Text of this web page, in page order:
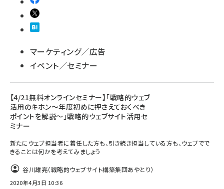
マーケティング／広告
イベント／セミナー
【4/21無料オンラインセミナー】「戦略的ウェブ
活用のキホン～年度初めに押さえておくべき
ポイントを解説～」戦略的ウェブサイト活用セ
ミナー
新たにウェブ担当者に着任した方も、引き続き担当している方も、ウェブでで
きることは何かを考えてみましょう
谷川雄亮（戦略的ウェブサイト構築集団あやとり）
2020年4月3日 10:36